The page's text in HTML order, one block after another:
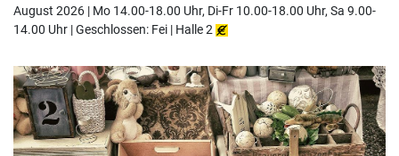
August 2026 | Mo 14.00-18.00 Uhr, Di-Fr 10.00-18.00 Uhr, Sa 9.00-
14.00 Uhr | Geschlossen: Fei | Halle 2